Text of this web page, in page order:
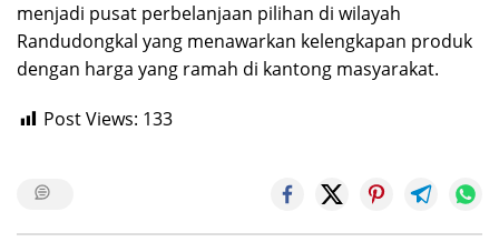
menjadi pusat perbelanjaan pilihan di wilayah
Randudongkal yang menawarkan kelengkapan produk
dengan harga yang ramah di kantong masyarakat.
Post Views: 133